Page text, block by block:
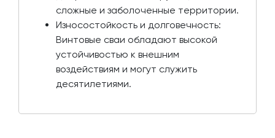
сложные и заболоченные территории.
Износостойкость и долговечность:
Винтовые сваи обладают высокой
устойчивостью к внешним
воздействиям и могут служить
десятилетиями.